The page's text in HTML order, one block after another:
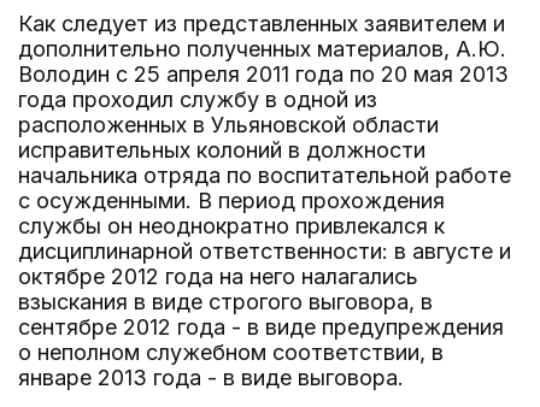
Как следует из представленных заявителем и
дополнительно полученных материалов, А.Ю.
Володин с 25 апреля 2011 года по 20 мая 2013
года проходил службу в одной из
расположенных в Ульяновской области
исправительных колоний в должности
начальника отряда по воспитательной работе
с осужденными. В период прохождения
службы он неоднократно привлекался к
дисциплинарной ответственности: в августе и
октябре 2012 года на него налагались
взыскания в виде строгого выговора, в
сентябре 2012 года - в виде предупреждения
о неполном служебном соответствии, в
январе 2013 года - в виде выговора.